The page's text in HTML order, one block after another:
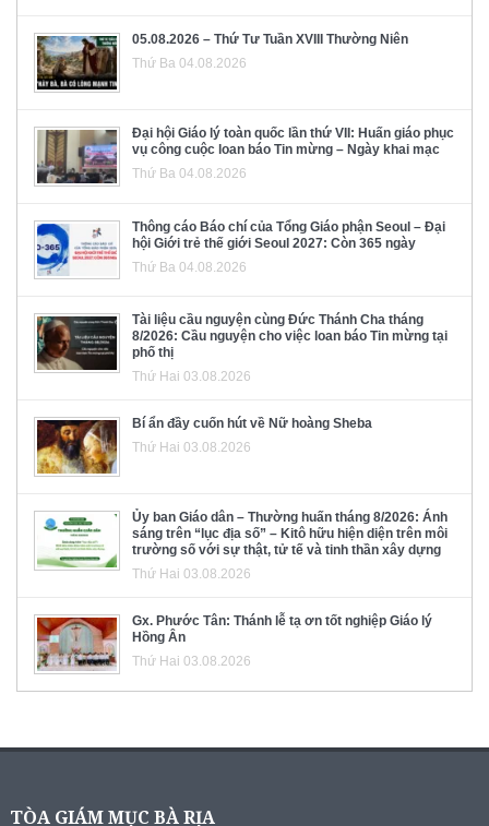
05.08.2026 – Thứ Tư Tuần XVIII Thường Niên
Thứ Ba 04.08.2026
Đại hội Giáo lý toàn quốc lần thứ VII: Huấn giáo phục
vụ công cuộc loan báo Tin mừng – Ngày khai mạc
Thứ Ba 04.08.2026
Thông cáo Báo chí của Tổng Giáo phận Seoul – Đại
hội Giới trẻ thế giới Seoul 2027: Còn 365 ngày
Thứ Ba 04.08.2026
Tài liệu cầu nguyện cùng Đức Thánh Cha tháng
8/2026: Cầu nguyện cho việc loan báo Tin mừng tại
phố thị
Thứ Hai 03.08.2026
Bí ẩn đầy cuốn hút về Nữ hoàng Sheba
Thứ Hai 03.08.2026
Ủy ban Giáo dân – Thường huấn tháng 8/2026: Ánh
sáng trên “lục địa số” – Kitô hữu hiện diện trên môi
trường số với sự thật, tử tế và tinh thần xây dựng
Thứ Hai 03.08.2026
Gx. Phước Tân: Thánh lễ tạ ơn tốt nghiệp Giáo lý
Hồng Ân
Thứ Hai 03.08.2026
TÒA GIÁM MỤC BÀ RỊA